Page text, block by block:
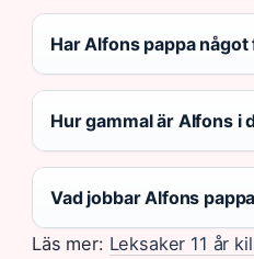
Har Alfons pappa
Hur gammal är Alfons i
Vad jobbar Alfons
Läs mer: Leksaker 11 år